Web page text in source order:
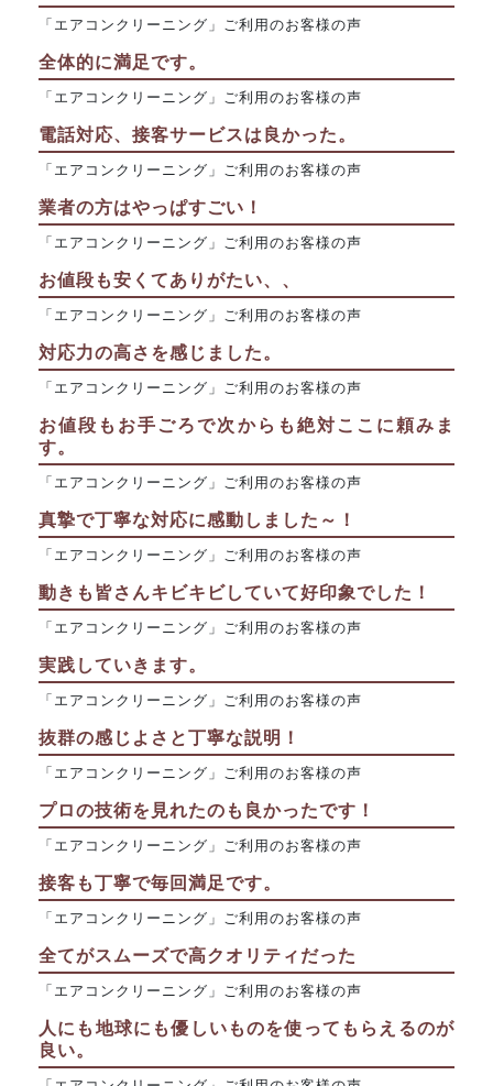
「エアコンクリーニング」ご利用のお客様の声
全体的に満足です。
「エアコンクリーニング」ご利用のお客様の声
電話対応、接客サービスは良かった。
「エアコンクリーニング」ご利用のお客様の声
業者の方はやっぱすごい！
「エアコンクリーニング」ご利用のお客様の声
お値段も安くてありがたい、、
「エアコンクリーニング」ご利用のお客様の声
対応力の高さを感じました。
「エアコンクリーニング」ご利用のお客様の声
お値段もお手ごろで次からも絶対ここに頼みま
す。
「エアコンクリーニング」ご利用のお客様の声
真摯で丁寧な対応に感動しました～！
「エアコンクリーニング」ご利用のお客様の声
動きも皆さんキビキビしていて好印象でした！
「エアコンクリーニング」ご利用のお客様の声
実践していきます。
「エアコンクリーニング」ご利用のお客様の声
抜群の感じよさと丁寧な説明！
「エアコンクリーニング」ご利用のお客様の声
プロの技術を見れたのも良かったです！
「エアコンクリーニング」ご利用のお客様の声
接客も丁寧で毎回満足です。
「エアコンクリーニング」ご利用のお客様の声
全てがスムーズで高クオリティだった
「エアコンクリーニング」ご利用のお客様の声
人にも地球にも優しいものを使ってもらえるのが
良い。